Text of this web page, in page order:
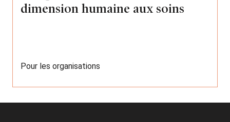
dimension humaine aux soins
Pour les organisations